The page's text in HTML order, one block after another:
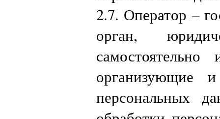
2.7. Оператор –
орган,
организующие
персональных